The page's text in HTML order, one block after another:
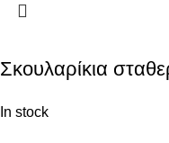
Σκουλαρίκια
In stock